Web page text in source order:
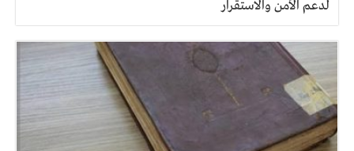
لدعم الأمن والاستقرار